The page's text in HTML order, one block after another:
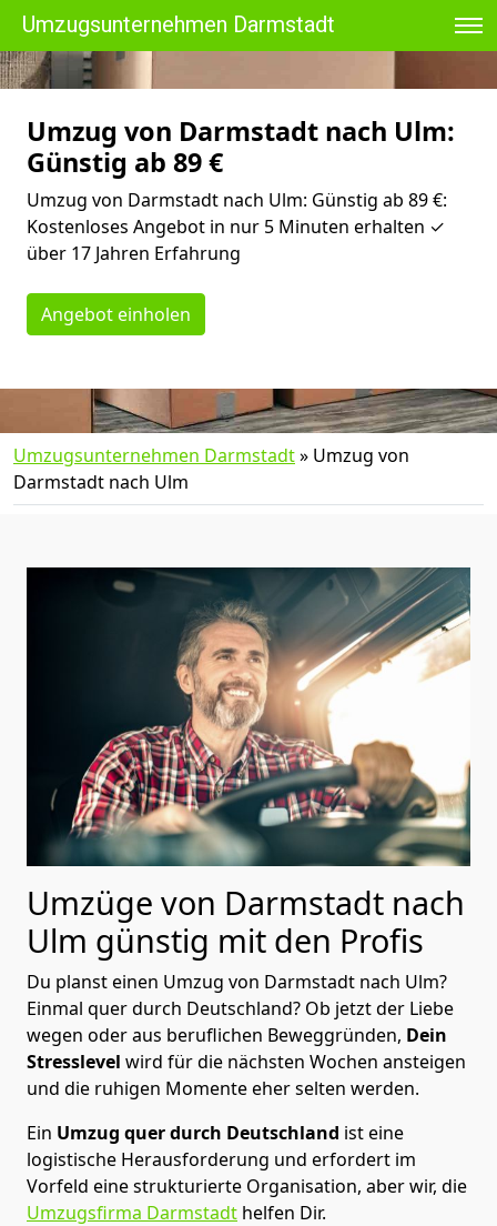
Umzugsunternehmen Darmstadt
Umzug von Darmstadt nach Ulm:
Günstig ab 89 €
Umzug von Darmstadt nach Ulm: Günstig ab 89 €:
Kostenloses Angebot in nur 5 Minuten erhalten ✓
über 17 Jahren Erfahrung
Angebot einholen
Umzugsunternehmen Darmstadt» Umzug von
Darmstadt nach Ulm
Umzüge von Darmstadt nach
Ulm günstig mit den Profis
Du planst einen Umzug von Darmstadt nach Ulm?
Einmal quer durch Deutschland? Ob jetzt der Liebe
wegen oder aus beruflichen Beweggründen, Dein
Stresslevel wird für die nächsten Wochen ansteigen
und die ruhigen Momente eher selten werden.
Ein Umzug quer durch Deutschland ist eine
logistische Herausforderung und erfordert im
Vorfeld eine strukturierte Organisation, aber wir, die
Umzugsfirma Darmstadt helfen Dir.